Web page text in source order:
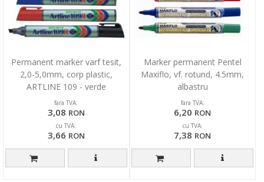
Permanent marker varf tesit,
2,0-5,0mm, corp plastic,
ARTLINE 109 - verde
fara TVA:
3,08 RON
cu TVA:
3,66 RON
Marker permanent Pentel
Maxiflo, vf. rotund, 4.5mm,
albastru
fara TVA:
6,20 RON
cu TVA:
7,38 RON